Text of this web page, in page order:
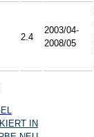
2.4
2003/04-
2008/05